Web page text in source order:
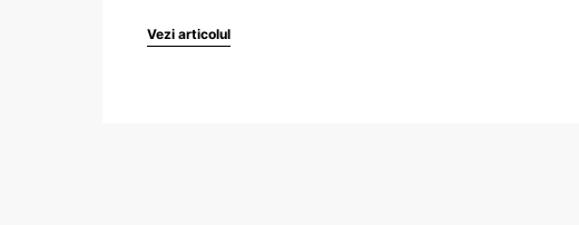
Vezi articolul